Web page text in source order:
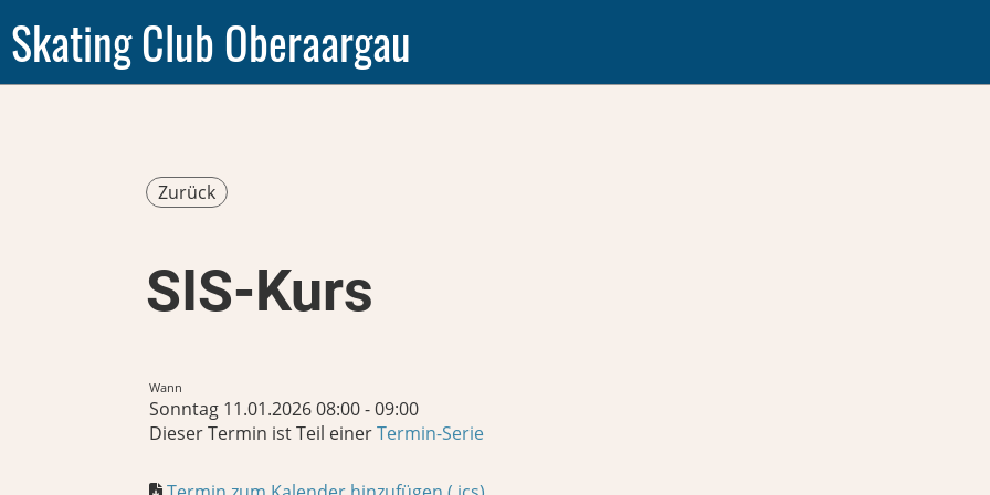
Skating Club Oberaargau
Zurück
SIS-Kurs
Wann
Sonntag 11.01.2026 08:00 - 09:00
Dieser Termin ist Teil einerTermin-Serie